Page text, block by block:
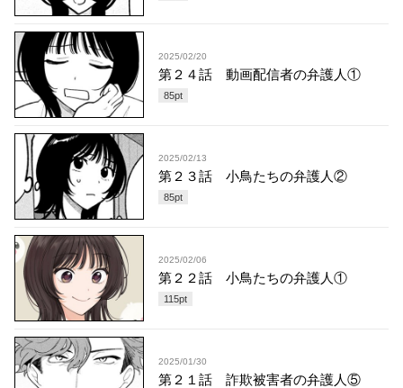
2025/02/20
第２４話 動画配信者の弁護人①
85pt
2025/02/13
第２３話 小鳥たちの弁護人②
85pt
2025/02/06
第２２話 小鳥たちの弁護人①
115pt
2025/01/30
第２１話 詐欺被害者の弁護人⑤